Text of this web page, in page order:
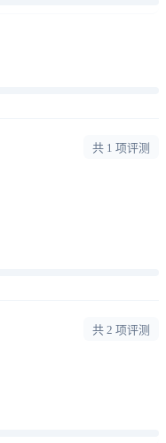
共 1 项评测
共 2 项评测